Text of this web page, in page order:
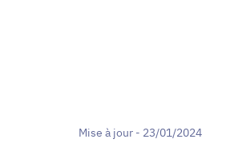
Mise à jour - 23/01/2024